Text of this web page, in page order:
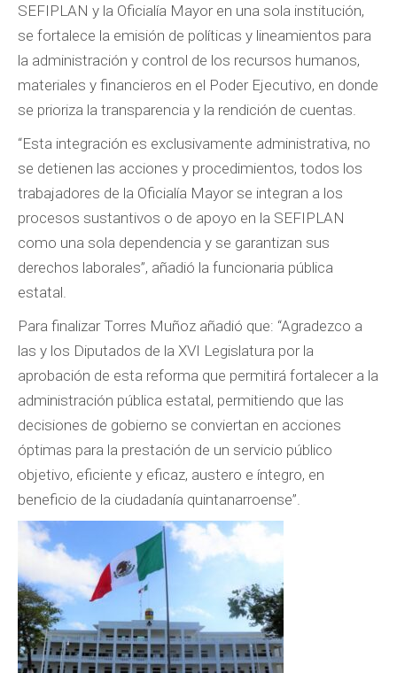
SEFIPLAN y la Oficialía Mayor en una sola institución,
se fortalece la emisión de políticas y lineamientos para
la administración y control de los recursos humanos,
materiales y financieros en el Poder Ejecutivo, en donde
se prioriza la transparencia y la rendición de cuentas.
“Esta integración es exclusivamente administrativa, no
se detienen las acciones y procedimientos, todos los
trabajadores de la Oficialía Mayor se integran a los
procesos sustantivos o de apoyo en la SEFIPLAN
como una sola dependencia y se garantizan sus
derechos laborales”, añadió la funcionaria pública
estatal.
Para finalizar Torres Muñoz añadió que: “Agradezco a
las y los Diputados de la XVI Legislatura por la
aprobación de esta reforma que permitirá fortalecer a la
administración pública estatal, permitiendo que las
decisiones de gobierno se conviertan en acciones
óptimas para la prestación de un servicio público
objetivo, eficiente y eficaz, austero e íntegro, en
beneficio de la ciudadanía quintanarroense”.